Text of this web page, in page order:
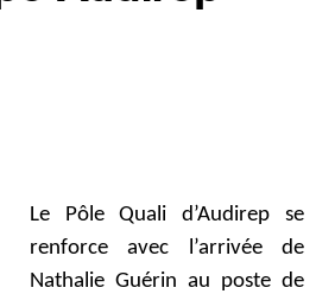
Le Pôle Quali d’Audirep se
renforce avec l’arrivée de
Nathalie Guérin au poste de